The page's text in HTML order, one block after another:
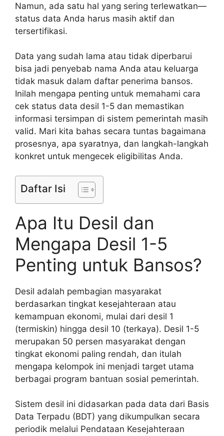
Namun, ada satu hal yang sering terlewatkan—
status data Anda harus masih aktif dan
tersertifikasi.
Data yang sudah lama atau tidak diperbarui
bisa jadi penyebab nama Anda atau keluarga
tidak masuk dalam daftar penerima bansos.
Inilah mengapa penting untuk memahami cara
cek status data desil 1-5 dan memastikan
informasi tersimpan di sistem pemerintah masih
valid. Mari kita bahas secara tuntas bagaimana
prosesnya, apa syaratnya, dan langkah-langkah
konkret untuk mengecek eligibilitas Anda.
Daftar Isi
Apa Itu Desil dan
Mengapa Desil 1-5
Penting untuk Bansos?
Desil adalah pembagian masyarakat
berdasarkan tingkat kesejahteraan atau
kemampuan ekonomi, mulai dari desil 1
(termiskin) hingga desil 10 (terkaya). Desil 1-5
merupakan 50 persen masyarakat dengan
tingkat ekonomi paling rendah, dan itulah
mengapa kelompok ini menjadi target utama
berbagai program bantuan sosial pemerintah.
Sistem desil ini didasarkan pada data dari Basis
Data Terpadu (BDT) yang dikumpulkan secara
periodik melalui Pendataan Kesejahteraan